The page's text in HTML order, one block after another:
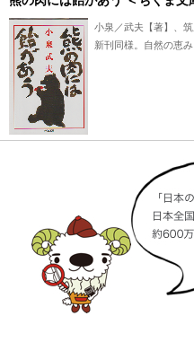
小泉／武夫【著】、
新刊同様。自然の恵